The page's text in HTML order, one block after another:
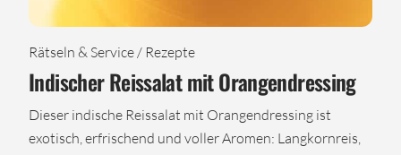
Rätseln & Service / Rezepte
Indischer Reissalat mit Orangendressing
Dieser indische Reissalat mit Orangendressing ist
exotisch, erfrischend und voller Aromen: Langkornreis,